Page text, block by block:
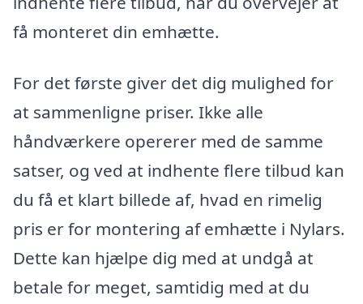
få monteret din emhætte.
For det første giver det dig mulighed for
at sammenligne priser. Ikke alle
håndværkere opererer med de samme
satser, og ved at indhente flere tilbud kan
du få et klart billede af, hvad en rimelig
pris er for montering af emhætte i Nylars.
Dette kan hjælpe dig med at undgå at
betale for meget, samtidig med at du